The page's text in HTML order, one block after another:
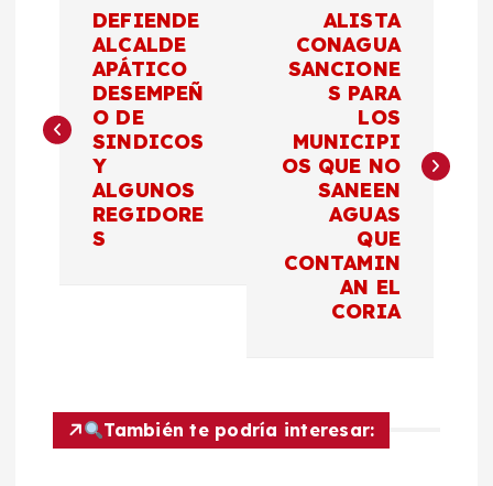
v
e
DEFIENDE
ALCALDE
APÁTICO
DESEMPEÑ
O DE
SINDICOS
Y
ALGUNOS
REGIDORE
S
ALISTA
CONAGUA
SANCIONE
S PARA
LOS
MUNICIPI
OS QUE NO
SANEEN
AGUAS
QUE
CONTAMIN
AN EL
CORIA
También te podría interesar: